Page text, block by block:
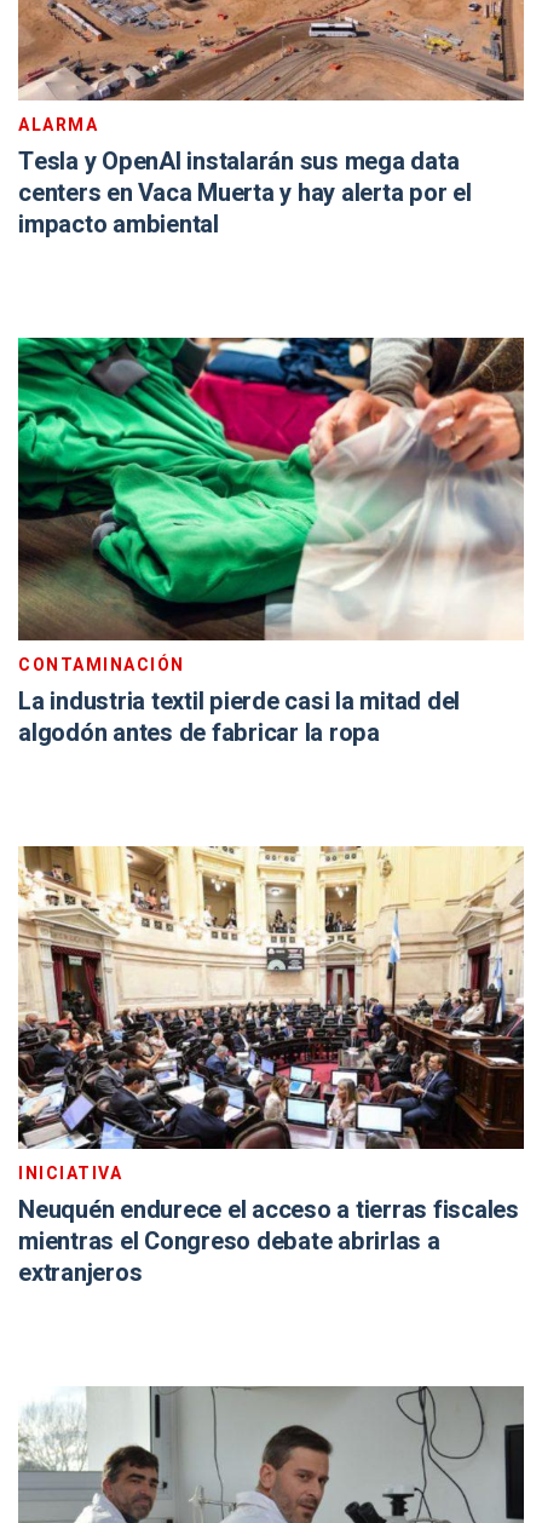
ALARMA
Tesla y OpenAI instalarán sus mega data
centers en Vaca Muerta y hay alerta por el
impacto ambiental
CONTAMINACIÓN
La industria textil pierde casi la mitad del
algodón antes de fabricar la ropa
INICIATIVA
Neuquén endurece el acceso a tierras fiscales
mientras el Congreso debate abrirlas a
extranjeros